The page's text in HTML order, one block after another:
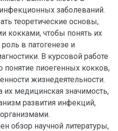
заболеваний.
теоретические основы,
кокками, чтобы понять их
в патогенезе и
В курсовой работе
понятие пиоегенных кокков,
жизнедеятельности.
их медицинская значимость,
развития инфекций,
обзор научной литературы,